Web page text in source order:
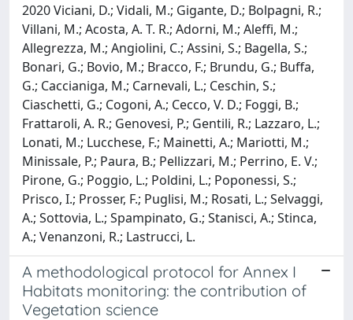
2020 Viciani, D.; Vidali, M.; Gigante, D.; Bolpagni, R.;
Villani, M.; Acosta, A. T. R.; Adorni, M.; Aleffi, M.;
Allegrezza, M.; Angiolini, C.; Assini, S.; Bagella, S.;
Bonari, G.; Bovio, M.; Bracco, F.; Brundu, G.; Buffa,
G.; Caccianiga, M.; Carnevali, L.; Ceschin, S.;
Ciaschetti, G.; Cogoni, A.; Cecco, V. D.; Foggi, B.;
Frattaroli, A. R.; Genovesi, P.; Gentili, R.; Lazzaro, L.;
Lonati, M.; Lucchese, F.; Mainetti, A.; Mariotti, M.;
Minissale, P.; Paura, B.; Pellizzari, M.; Perrino, E. V.;
Pirone, G.; Poggio, L.; Poldini, L.; Poponessi, S.;
Prisco, I.; Prosser, F.; Puglisi, M.; Rosati, L.; Selvaggi,
A.; Sottovia, L.; Spampinato, G.; Stanisci, A.; Stinca,
A.; Venanzoni, R.; Lastrucci, L.
A methodological protocol for Annex I
Habitats monitoring: the contribution of
Vegetation science